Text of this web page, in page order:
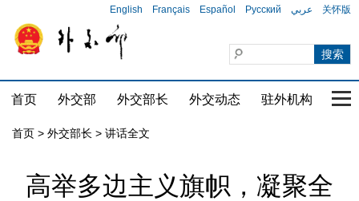
English Français Español Русский عربي 关怀版
首页 外交部 外交部长 外交动态 驻外机构 国
首页 > 外交部长 > 讲话全文
​高举多边主义旗帜，凝聚全